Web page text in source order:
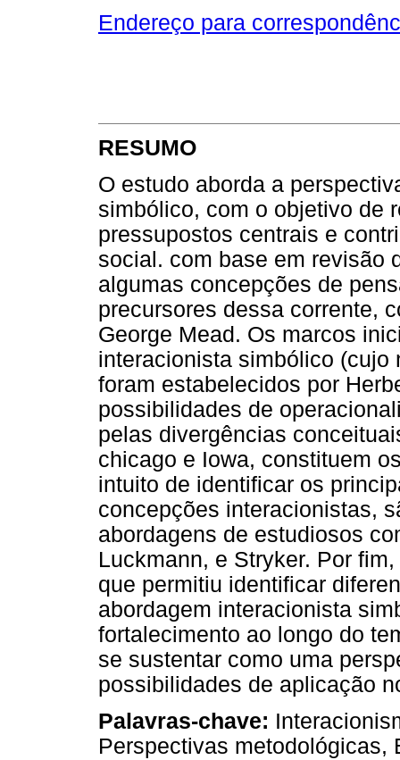
Endereço para
RESUMO
O estudo aborda a
simbólico, com o objetivo de
pressupostos centrais e
social. com base em revisão
algumas concepções de
precursores dessa corrente,
George Mead. Os marcos
interacionista simbólico
foram estabelecidos por
possibilidades de
pelas divergências
chicago e Iowa, constituem
intuito de identificar os
concepções interacionistas,
abordagens de estudiosos
Luckmann, e Stryker. Por
que permitiu identificar
abordagem interacionista
fortalecimento ao longo do
se sustentar como uma
possibilidades de aplicação
Palavras-chave:
Perspectivas